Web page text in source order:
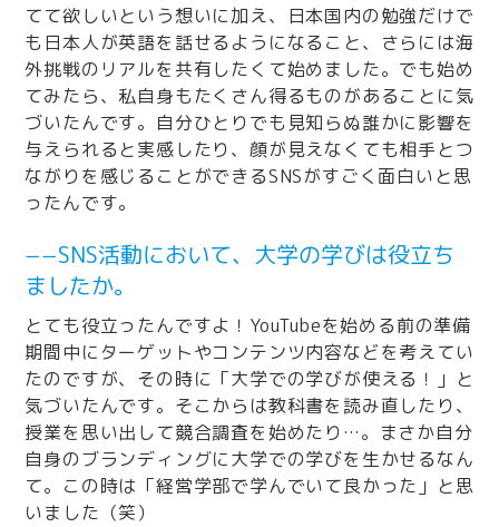
てて欲しいという想いに加え、日本国内の勉強だけで
も日本人が英語を話せるようになること、さらには海
外挑戦のリアルを共有したくて始めました。でも始め
てみたら、私自身もたくさん得るものがあることに気
づいたんです。自分ひとりでも見知らぬ誰かに影響を
与えられると実感したり、顔が見えなくても相手とつ
ながりを感じることができるSNSがすごく面白いと思
ったんです。
−−SNS活動において、大学の学びは役立ち
ましたか。
とても役立ったんですよ！YouTubeを始める前の準備
期間中にターゲットやコンテンツ内容などを考えてい
たのですが、その時に「大学での学びが使える！」と
気づいたんです。そこからは教科書を読み直したり、
授業を思い出して競合調査を始めたり…。まさか自分
自身のブランディングに大学での学びを生かせるなん
て。この時は「経営学部で学んでいて良かった」と思
いました（笑）